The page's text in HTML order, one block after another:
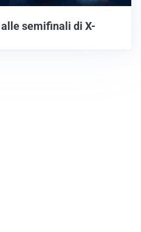
semifinali di X-